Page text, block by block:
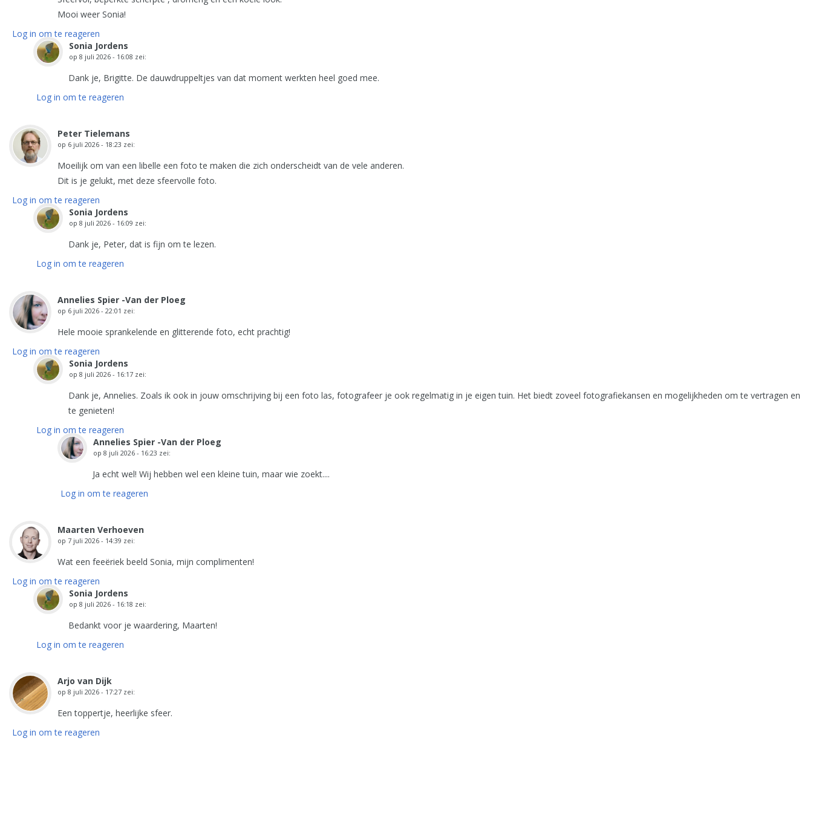
Mooi weer Sonia!
Log in om te reageren
Sonia Jordens
op 8 juli 2026 - 16:08 zei:
Dank je, Brigitte. De dauwdruppeltjes van dat moment werkten heel goed mee.
Log in om te reageren
Peter Tielemans
op 6 juli 2026 - 18:23 zei:
Moeilijk om van een libelle een foto te maken die zich onderscheidt van de vele anderen.
Dit is je gelukt, met deze sfeervolle foto.
Log in om te reageren
Sonia Jordens
op 8 juli 2026 - 16:09 zei:
Dank je, Peter, dat is fijn om te lezen.
Log in om te reageren
Annelies Spier -Van der Ploeg
op 6 juli 2026 - 22:01 zei:
Hele mooie sprankelende en glitterende foto, echt prachtig!
Log in om te reageren
Sonia Jordens
op 8 juli 2026 - 16:17 zei:
Dank je, Annelies. Zoals ik ook in jouw omschrijving bij een foto las, fotografeer je ook regelmatig in je eigen tuin. Het biedt zoveel fotografiekansen en mogelijkheden om te vertragen en
te genieten!
Log in om te reageren
Annelies Spier -Van der Ploeg
op 8 juli 2026 - 16:23 zei:
Ja echt wel! Wij hebben wel een kleine tuin, maar wie zoekt....
Log in om te reageren
Maarten Verhoeven
op 7 juli 2026 - 14:39 zei:
Wat een feeëriek beeld Sonia, mijn complimenten!
Log in om te reageren
Sonia Jordens
op 8 juli 2026 - 16:18 zei:
Bedankt voor je waardering, Maarten!
Log in om te reageren
Arjo van Dijk
op 8 juli 2026 - 17:27 zei:
Een toppertje, heerlijke sfeer.
Log in om te reageren